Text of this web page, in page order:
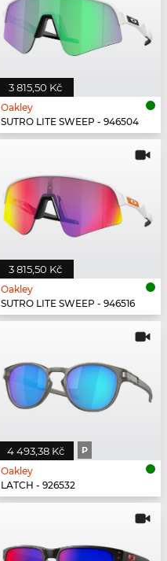
3 815,50 Kč
Oakley
SUTRO LITE SWEEP - 946504
3 815,50 Kč
Oakley
SUTRO LITE SWEEP - 946516
4 493,38 Kč P
Oakley
LATCH - 926532